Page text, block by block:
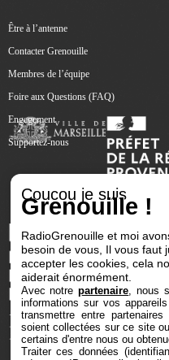
Être à l’antenne
Contacter Grenouille
Membres de l’équipe
Foire aux Questions (FAQ)
Engagement
Supportez-nous
Coucou je suis
Grenouille !
RadioGrenouille et moi
besoin de vous, Il vous faut
accepter les cookies, cela
aiderait énormément.
Avec notrepartenaire , nous
informations sur vos
transmettre entre
soient collectées sur ce site
certains d'entre nous ou
Traiter ces données